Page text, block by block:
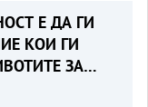
Е ДА ГИ
КОИ ГИ
ЗА